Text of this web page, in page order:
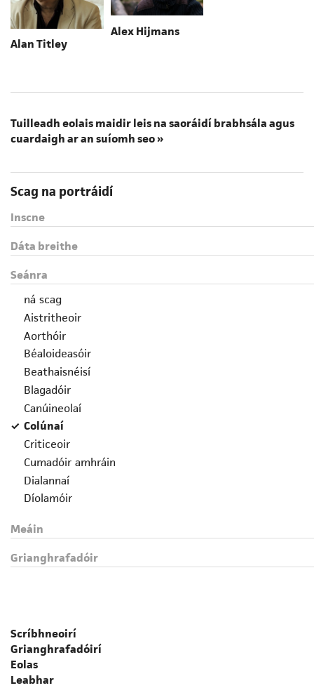
Alan Titley
Alex Hijmans
Tuilleadh eolais maidir leis na saoráidí brabhsála agus
cuardaigh ar an suíomh seo »
Scag na portráidí
Inscne
Dáta breithe
Seánra
ná scag
Aistritheoir
Aorthóir
Béaloideasóir
Beathaisnéisí
Blagadóir
Canúineolaí
Colúnaí
Criticeoir
Cumadóir amhráin
Dialannaí
Díolamóir
Eagarthóir
Fealsúnaí
File
Gramadóir
Iriseoir
Leabhrógaí
Léirmheastóir
Meáin
Grianghrafadóir
Scríbhneoirí
Grianghrafadóirí
Eolas
Leabhar